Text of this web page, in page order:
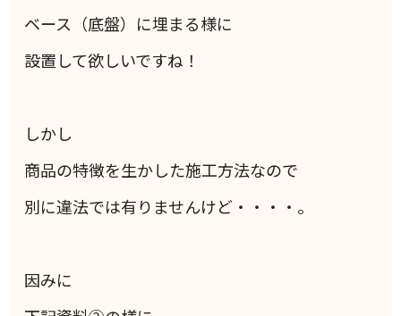
ベース（底盤）に埋まる様に
設置して欲しいですね！
しかし
商品の特徴を生かした施工方法なので
別に違法では有りませんけど・・・・。
因みに